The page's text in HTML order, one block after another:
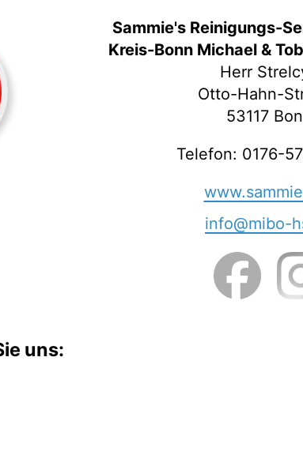
Sammie's Reinigungs-
Kreis-Bonn Michael &
Herr
Otto-Hahn-
53117
Telefon: 0176-
info@mibo-
uns: